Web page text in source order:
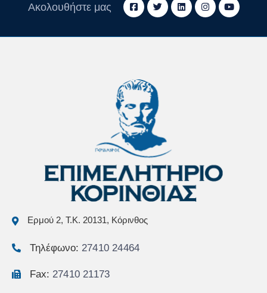
Ακολουθήστε μας
Ερμού 2, Τ.Κ. 20131, Κόρινθος
Τηλέφωνο: 27410 24464
Fax: 27410 21173